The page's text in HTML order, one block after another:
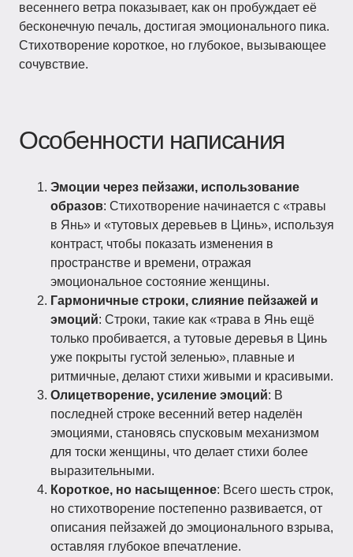
весеннего ветра показывает, как он пробуждает её
бесконечную печаль, достигая эмоционального пика.
Стихотворение короткое, но глубокое, вызывающее
сочувствие.
Особенности написания
Эмоции через пейзажи, использование
образов: Стихотворение начинается с «травы
в Янь» и «тутовых деревьев в Цинь», используя
контраст, чтобы показать изменения в
пространстве и времени, отражая
эмоциональное состояние женщины.
Гармоничные строки, слияние пейзажей и
эмоций: Строки, такие как «трава в Янь ещё
только пробивается, а тутовые деревья в Цинь
уже покрыты густой зеленью», плавные и
ритмичные, делают стихи живыми и красивыми.
Олицетворение, усиление эмоций: В
последней строке весенний ветер наделён
эмоциями, становясь спусковым механизмом
для тоски женщины, что делает стихи более
выразительными.
Короткое, но насыщенное: Всего шесть строк,
но стихотворение постепенно развивается, от
описания пейзажей до эмоционального взрыва,
оставляя глубокое впечатление.